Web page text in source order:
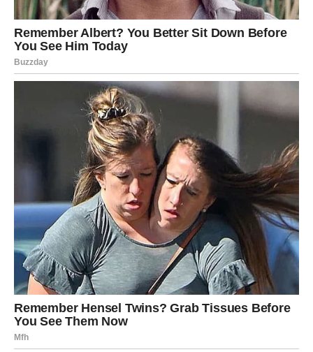
Poruka zvijezda
Nastavite tempom koji vam odgovara.
VODOLIJA
Inspiracija vodi prema uspjehu
Vodolije će dobiti novu ideju koja može imati veliki značaj
za budućnost.
Jedan razgovor otvara zanimljive mogućnosti.
Poruka zvijezda
Vjerujte svojoj kreativnosti.
RIBE